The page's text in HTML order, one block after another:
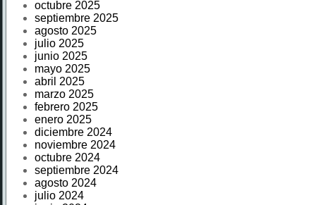
octubre 2025
septiembre 2025
agosto 2025
julio 2025
junio 2025
mayo 2025
abril 2025
marzo 2025
febrero 2025
enero 2025
diciembre 2024
noviembre 2024
octubre 2024
septiembre 2024
agosto 2024
julio 2024